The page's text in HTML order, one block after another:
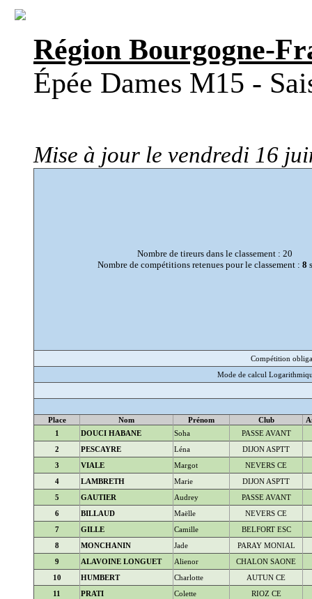
Région Bourgogne-
Épée Dames M15 -
Mise à jour le vendredi 16
Nombre de tireurs dans le classement : 20
Nombre de compétitions retenues pour le classement : 8
Compétition
Mode de calcul
Place Nom Prénom Club
1
DOUCI HABANE Soha
PASSE AVANT
2
PESCAYRE Léna
DIJON ASPTT
3
VIALE Margot
NEVERS CE
4
LAMBRETH Marie
DIJON ASPTT
5
GAUTIER Audrey
PASSE AVANT
6
BILLAUD Maëlle
NEVERS CE
7
GILLE Camille
BELFORT ESC
8
MONCHANIN Jade
PARAY MONIAL
9
ALAVOINE LONGUET Alienor
CHALON SAONE
10
HUMBERT Charlotte
AUTUN CE
11
PRATI Colette
RIOZ CE